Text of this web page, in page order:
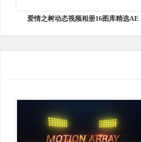
爱情之树动态视频相册16图库精选AE